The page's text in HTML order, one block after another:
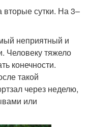
сутки. На 3–
неприятный и
Человеку тяжело
конечности.
такой
через неделю,
или